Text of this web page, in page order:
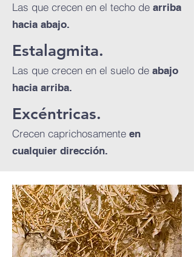
Las que crecen en el techo de arriba
hacia abajo.
Estalagmita.
Las que crecen en el suelo de abajo
hacia arriba.
Excéntricas.
Crecen caprichosamente en
cualquier dirección.